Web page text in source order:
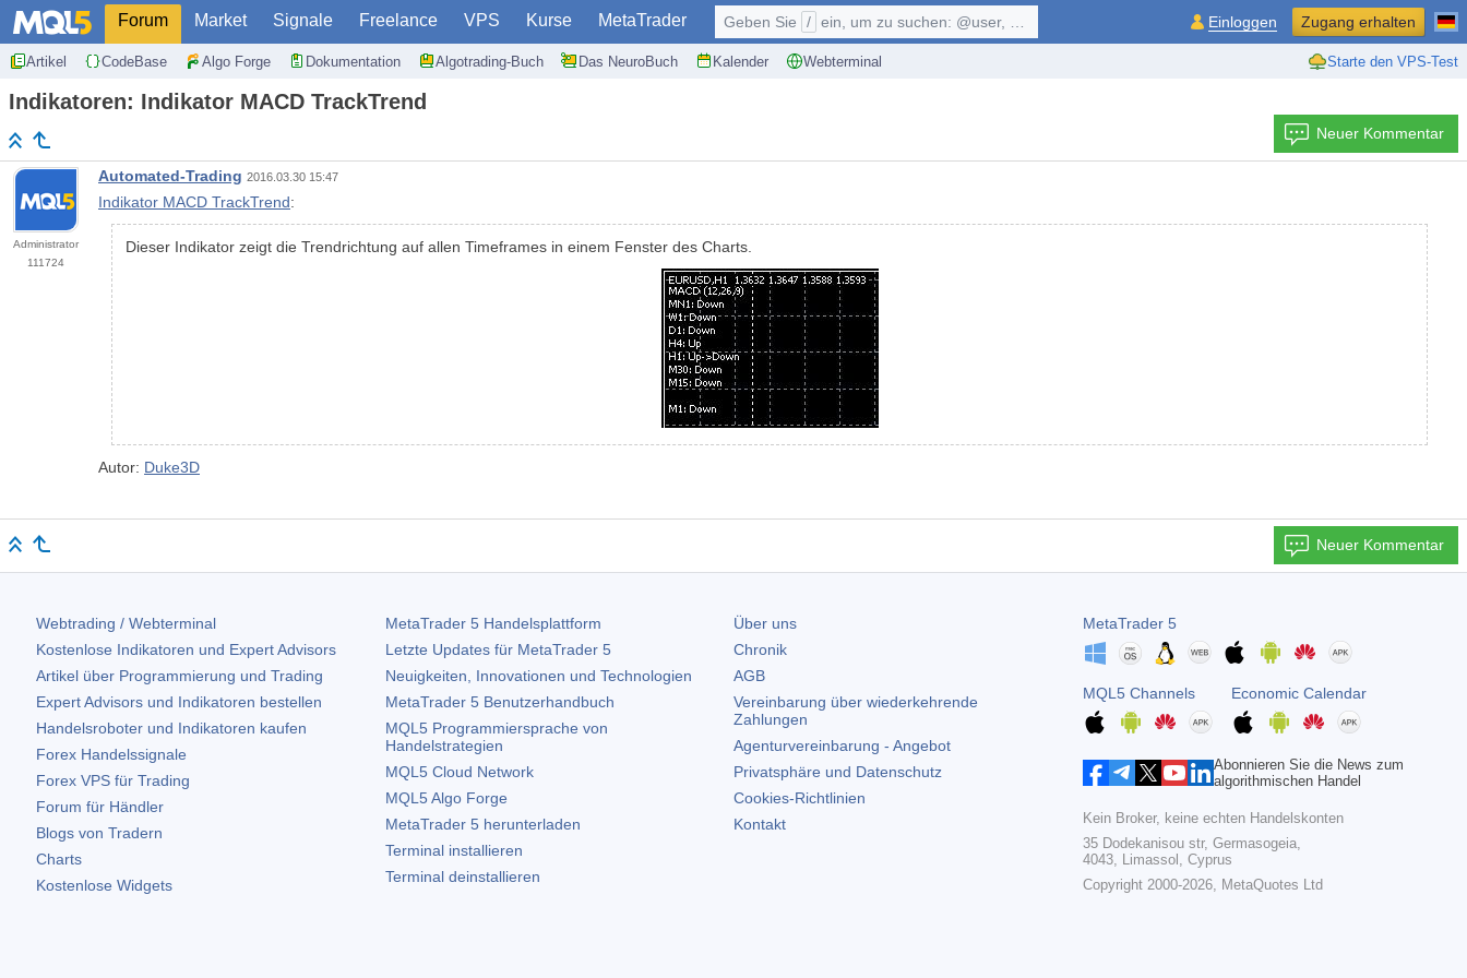
Forum Market Signale Freelance VPS Kurse MetaTrader
Artikel CodeBase Algo Forge Dokumentation Algotrading-Buch Das NeuroBuch Kalender Webterminal Starte den VPS-Test
Geben Sie / ein, um zu suchen: @user, $symbol, ... Einloggen Zugang erhalten
Indikatoren: Indikator MACD TrackTrend
Neuer Kommentar
Administrator
111724
Automated-Trading 2016.03.30 15:47
Indikator MACD TrackTrend:
Dieser Indikator zeigt die Trendrichtung auf allen Timeframes in einem Fenster des Charts.
Autor: Duke3D
Neuer Kommentar
Webtrading / Webterminal
Kostenlose Indikatoren und Expert Advisors
Artikel über Programmierung und Trading
Expert Advisors und Indikatoren bestellen
Handelsroboter und Indikatoren kaufen
Forex Handelssignale
Forex VPS für Trading
Forum für Händler
Blogs von Tradern
Charts
Kostenlose Widgets
MetaTrader 5Handelsplattform
Letzte Updates für MetaTrader 5
Neuigkeiten, Innovationen und Technologien
MetaTrader 5Benutzerhandbuch
MQL5 Programmiersprache von
Handelstrategien
MQL5 Cloud Network
MQL5 Algo Forge
MetaTrader 5herunterladen
Terminal installieren
Terminal deinstallieren
Über uns
Chronik
AGB
Vereinbarung über wiederkehrende
Zahlungen
Agenturvereinbarung - Angebot
Privatsphäre und Datenschutz
Cookies-Richtlinien
Kontakt
MetaTrader 5
MQL5 Channels Economic Calendar
Abonnieren Sie die News zum
algorithmischen Handel
Kein Broker, keine echten Handelskonten
35 Dodekanisou str, Germasogeia,
4043, Limassol, Cyprus
Copyright 2000-2026, MetaQuotes Ltd